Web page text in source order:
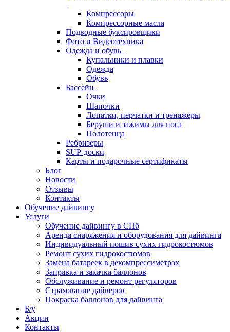
Компрессоры
Компрессорные масла
Подводные буксировщики
Фото и Видеотехника
Одежда и обувь
Купальники и плавки
Одежда
Обувь
Бассейн
Очки
Шапочки
Лопатки, перчатки и тренажеры
Беруши и зажимы для носа
Полотенца
Ребризеры
SUP-доски
Карты и подарочные сертификаты
Блог
Новости
Отзывы
Контакты
Обучение дайвингу
Услуги
Обучение дайвингу в СПб
Аренда снаряжения и оборудования для дайвинга
Индивидуальный пошив сухих гидрокостюмов
Ремонт сухих гидрокостюмов
Замена батареек в декомпрессиметрах
Заправка и закачка баллонов
Обслуживание и ремонт регуляторов
Страхование дайверов
Покраска баллонов для дайвинга
Б/у
Акции
Контакты